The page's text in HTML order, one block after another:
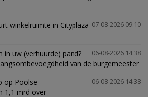
07-08-2026 09:10
winkelruimte in Cityplaza
06-08-2026 14:38
in uw (verhuurde) pand?
van de burgemeester
06-08-2026 14:38
op Poolse
1,1 mrd over